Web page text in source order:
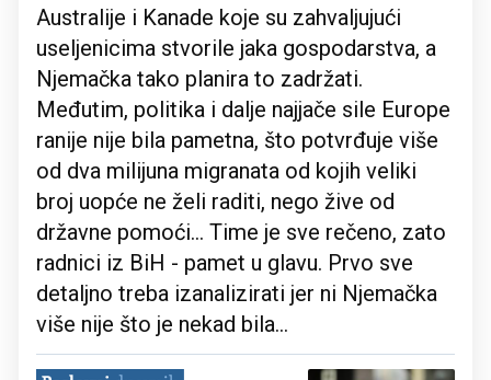
Australije i Kanade koje su zahvaljujući
useljenicima stvorile jaka gospodarstva, a
Njemačka tako planira to zadržati.
Međutim, politika i dalje najjače sile Europe
ranije nije bila pametna, što potvrđuje više
od dva milijuna migranata od kojih veliki
broj uopće ne želi raditi, nego žive od
državne pomoći... Time je sve rečeno, zato
radnici iz BiH - pamet u glavu. Prvo sve
detaljno treba izanalizirati jer ni Njemačka
više nije što je nekad bila...